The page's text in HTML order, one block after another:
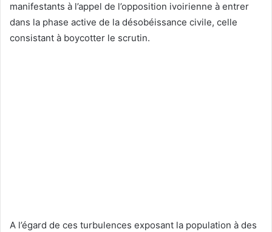
manifestants à l’appel de l’opposition ivoirienne à entrer
dans la phase active de la désobéissance civile, celle
consistant à boycotter le scrutin.
A l’égard de ces turbulences exposant la population à des